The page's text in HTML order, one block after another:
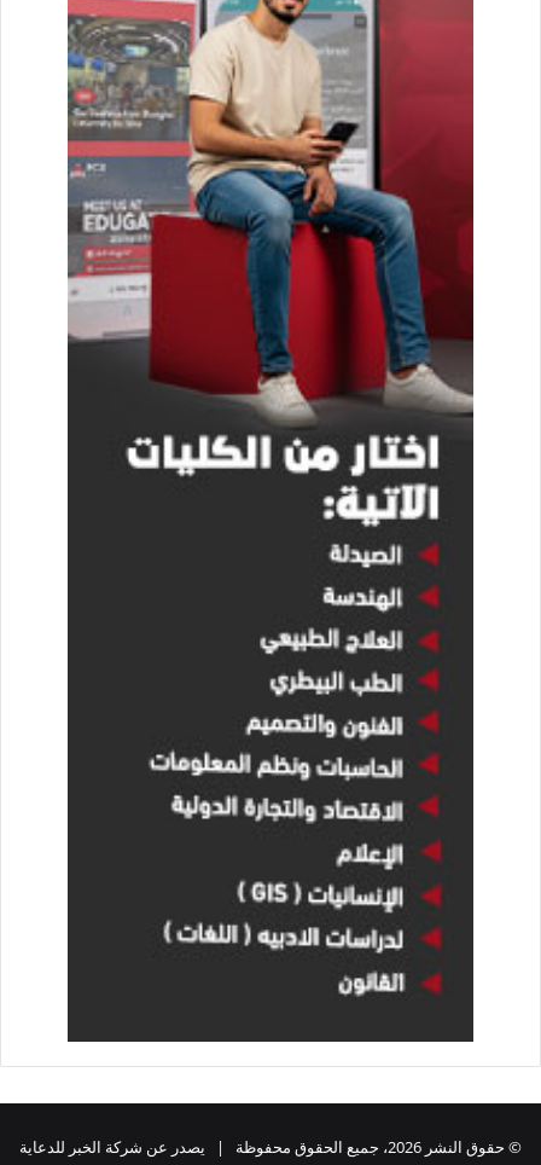
© حقوق النشر 2026، جميع الحقوق محفوظة | يصدر عن شركة الخبر للدعاية